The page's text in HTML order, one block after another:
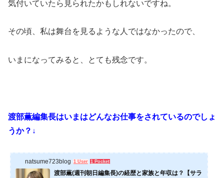
気付いていたら見られたかもしれないですね。
その頃、私は舞台を見るような人ではなかったので、
いまになってみると、とても残念です。
渡部薫編集長はいまはどんなお仕事をされているのでしょ
うか？↓
natsume723blog 1 User 1 Pocket
渡部薫(週刊朝日編集長)の経歴と家族と年収は？【サラ